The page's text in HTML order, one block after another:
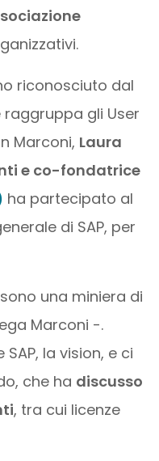
riconosciuto dal
raggruppa gli User
Marconi, Laura
e co-fondatrice
ha partecipato al
di SAP, per
una miniera di
Marconi -.
la vision, e ci
che ha discusso
, tra cui licenze